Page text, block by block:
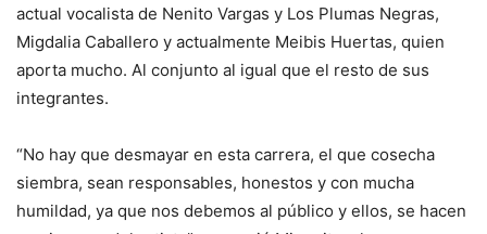
actual vocalista de Nenito Vargas y Los Plumas Negras,
Migdalia Caballero y actualmente Meibis Huertas, quien
aporta mucho. Al conjunto al igual que el resto de sus
integrantes.
“No hay que desmayar en esta carrera, el que cosecha
siembra, sean responsables, honestos y con mucha
humildad, ya que nos debemos al público y ellos, se hacen